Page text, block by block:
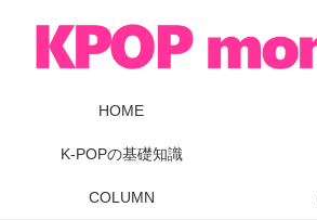
HOME
K-POPの基礎知識
COLUMN